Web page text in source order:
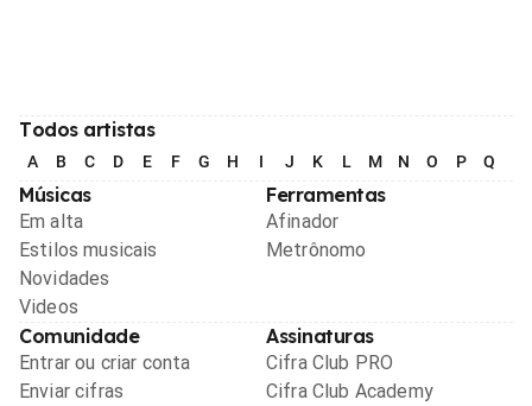
Todos artistas
A B C D E F G H I J K L M N O P Q
Músicas
Em alta
Estilos musicais
Novidades
Videos
Ferramentas
Afinador
Metrônomo
Comunidade
Entrar ou criar conta
Enviar cifras
Assinaturas
Cifra Club PRO
Cifra Club Academy